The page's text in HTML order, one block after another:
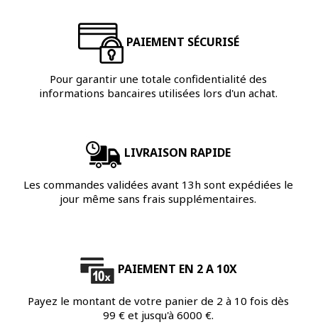
PAIEMENT SÉCURISÉ
Pour garantir une totale confidentialité des
informations bancaires utilisées lors d'un achat.
LIVRAISON RAPIDE
Les commandes validées avant 13h sont expédiées le
jour même sans frais supplémentaires.
PAIEMENT EN 2 A 10X
Payez le montant de votre panier de 2 à 10 fois dès
99 € et jusqu'à 6000 €.